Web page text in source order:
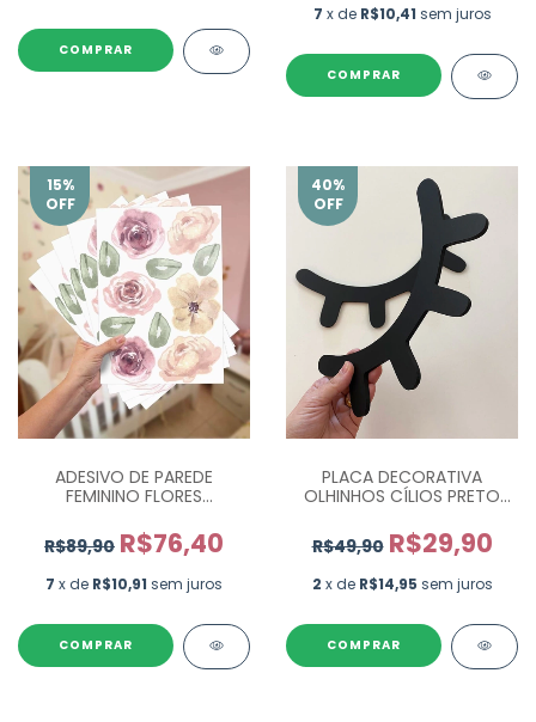
COMPRAR
7 x de R$10,41 sem juros
15%
OFF
ADESIVO DE PAREDE
FEMININO FLORES
55 UN
R$89,90 R$76,40
7 x de R$10,91 sem juros
COMPRAR
40%
OFF
PLACA DECORATIVA
OLHINHOS CÍLIOS PRETO
R$49,90 R$29,90
2 x de R$14,95 sem juros